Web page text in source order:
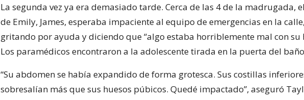
La segunda vez ya era demasiado tarde. Cerca de las 4 de la madrugada,
de Emily, James, esperaba impaciente al equipo de emergencias en la calle,
gritando por ayuda y diciendo que “algo estaba horriblemente mal con su
Los paramédicos encontraron a la adolescente tirada en la puerta del
“Su abdomen se había expandido de forma grotesca. Sus costillas
sobresalían más que sus huesos púbicos. Quedé impactado”, aseguró